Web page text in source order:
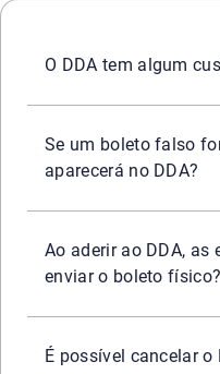
O DDA tem algum
Se um boleto falso
aparecerá no DDA?
Ao aderir ao DDA, as
enviar o boleto físico?
É possível cancelar o